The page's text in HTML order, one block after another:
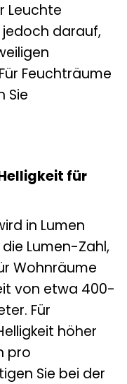
Leuchte
darauf,
Feuchträume
Sie
für
in Lumen
Lumen-Zahl,
Wohnräume
von etwa 400-
Für
höher
pro
Sie bei der